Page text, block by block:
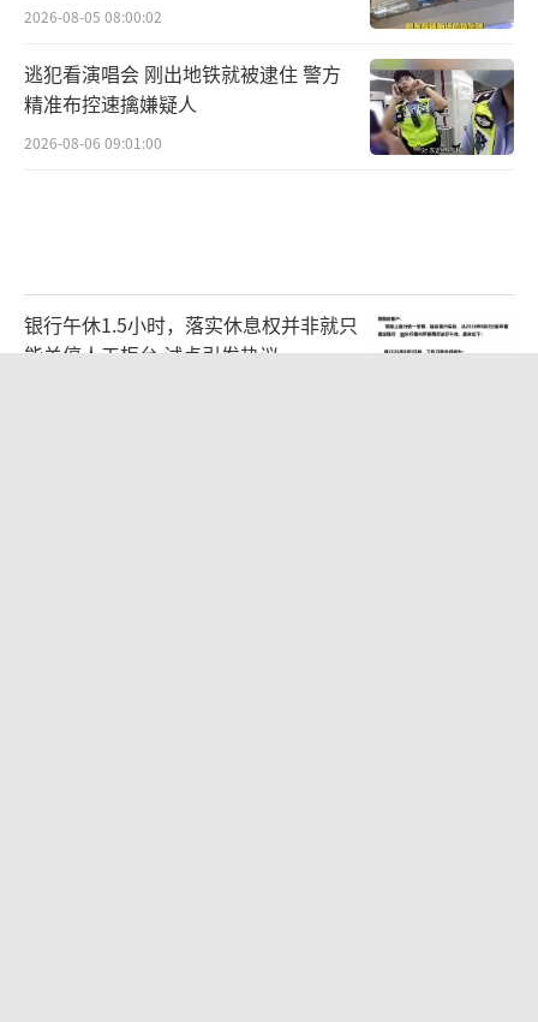
2026-08-05 08:00:02
逃犯看演唱会 刚出地铁就被逮住 警方
精准布控速擒嫌疑人
2026-08-06 09:01:00
银行午休1.5小时，落实休息权并非就只
能关停人工柜台 试点引发热议